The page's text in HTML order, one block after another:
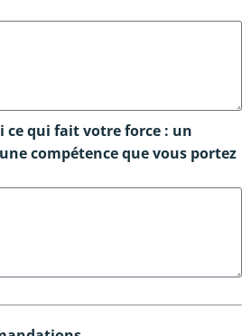
ce qui fait votre force : un
compétence que vous portez